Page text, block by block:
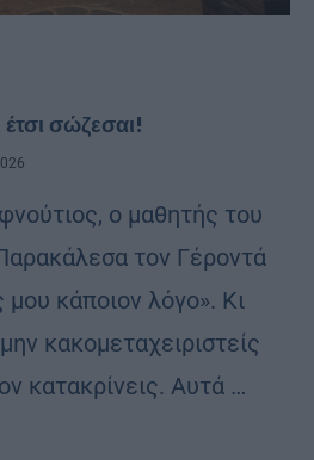
έτσι σώζεσαι!
ο μαθητής του
τον Γέροντά
κάποιον λόγο». Κι
κακομεταχειριστείς
κατακρίνεις. Αυτά …